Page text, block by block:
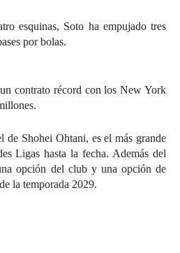
esquinas, Soto ha empujado tres
por bolas.
contrato récord con los New York
de Shohei Ohtani, es el más grande
Ligas hasta la fecha. Además del
opción del club y una opción de
la temporada 2029.